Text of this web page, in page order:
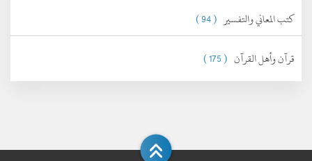
كتب المعاني والتفسير ( 94 )
قرآن وأهل القرآن ( 175 )